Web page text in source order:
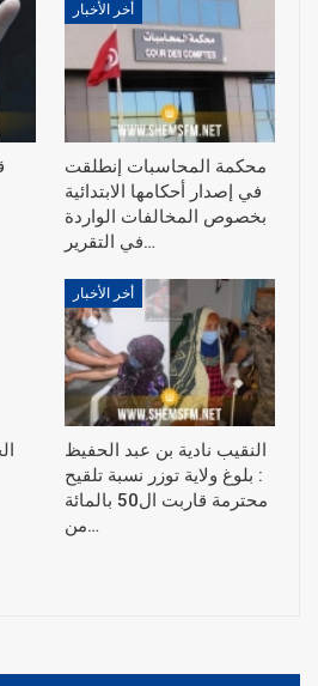
أخر الأخبار
محكمة المحاسبات إنطلقت
في إصدار أحكامها الابتدائية
بخصوص المخالفات الواردة
في التقرير…
أخر الأخبار
النقيب نادية بن عبد الحفيظ
: بلوغ ولاية توزر نسبة تلقيح
محترمة قاربت ال50 بالمائة
من…